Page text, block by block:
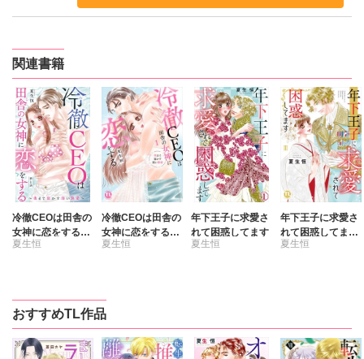
関連書籍
冷徹CEOは田舎の
女神に恋をする～
奥まで溶かす深い
夏生恒
冷徹CEOは田舎の
女神に恋をする～
奥まで溶かす深い
夏生恒
年下王子に求愛さ
れて困惑してます
夏生恒
年下王子に求愛さ
れて困惑してます
【単行本版】III
夏生恒
おすすめTL作品